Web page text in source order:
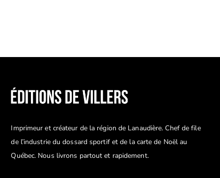
Imprimeur et créateur de la région de Lanaudière. Chef de file
de l’industrie du dossard sportif et de la carte de Noël au
Québec. Nous livrons partout et rapidement.